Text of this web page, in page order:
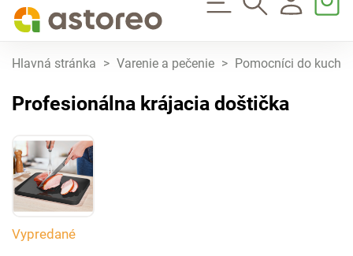
Hlavná stránka > Varenie a pečenie > Pomocníci do
Profesionálna krájacia doštička
Vypredané